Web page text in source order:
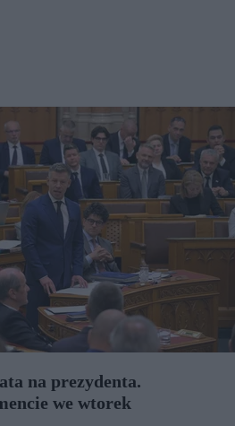
na prezydenta.
we wtorek